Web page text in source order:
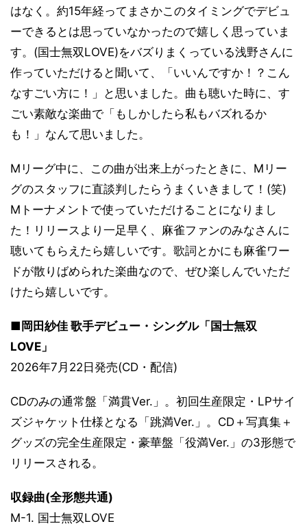
はなく。約15年経ってまさかこのタイミングでデビュ
ーできるとは思っていなかったので嬉しく思っていま
す。(国士無双LOVE)をバズりまくっている浅野さんに
作っていただけると聞いて、「いいんですか！？こん
なすごい方に！」と思いました。曲も聴いた時に、す
ごい素敵な楽曲で「もしかしたら私もバズれるか
も！」なんて思いました。
Mリーグ中に、この曲が出来上がったときに、Mリー
グのスタッフに直談判したらうまくいきまして！(笑)
Mトーナメントで使っていただけることになりまし
た！リリースより一足早く、麻雀ファンのみなさんに
聴いてもらえたら嬉しいです。歌詞とかにも麻雀ワー
ドが散りばめられた楽曲なので、ぜひ楽しんでいただ
けたら嬉しいです。
■岡田紗佳 歌手デビュー・シングル「国士無双
LOVE」
2026年7月22日発売(CD・配信)
CDのみの通常盤「満貫Ver.」。初回生産限定・LPサイ
ズジャケット仕様となる「跳満Ver.」。CD＋写真集＋
グッズの完全生産限定・豪華盤「役満Ver.」の3形態で
リリースされる。
収録曲(全形態共通)
M-1. 国士無双LOVE